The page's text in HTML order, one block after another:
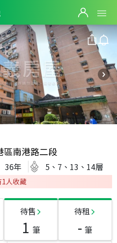
區南港路二段
36年 5、7、13、14層
1 人收藏
待售
1 筆
待租
- 筆